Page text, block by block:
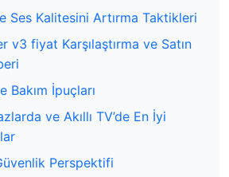
Ses Kalitesini Artırma Taktikleri
v3 fiyat Karşılaştırma ve Satın
Bakım İpuçları
ve Akıllı TV’de En İyi
Perspektifi